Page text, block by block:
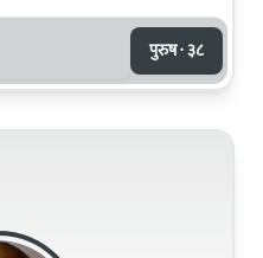
पुरुष · ३८